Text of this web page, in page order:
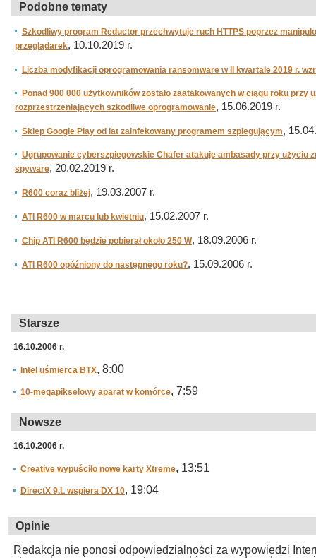
Podobne tematy
Szkodliwy program Reductor przechwytuje ruch HTTPS poprzez
przeglądarek, 10.10.2019 r.
Liczba modyfikacji oprogramowania ransomware w II kwartale 2019 r.
Ponad 900 000 użytkowników zostało zaatakowanych w ciągu roku przy
rozprzestrzeniających szkodliwe oprogramowanie, 15.06.2019 r.
Sklep Google Play od lat zainfekowany programem szpiegującym,
Ugrupowanie cyberszpiegowskie Chafer atakuje ambasady przy użyciu
spyware, 20.02.2019 r.
R600 coraz bliżej, 19.03.2007 r.
ATI R600 w marcu lub kwietniu, 15.02.2007 r.
Chip ATI R600 będzie pobierał około 250 W, 18.09.2006 r.
ATI R600 opóźniony do następnego roku?, 15.09.2006 r.
Starsze
16.10.2006 r.
Intel uśmierca BTX, 8:00
10-megapikselowy aparat w komórce, 7:59
Nowsze
16.10.2006 r.
Creative wypuściło nowe karty Xtreme, 13:51
DirectX 9.L wspiera DX 10, 19:04
Opinie
Redakcja nie ponosi odpowiedzialności za wypowiedzi